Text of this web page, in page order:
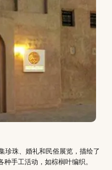
珍珠、婚礼和民俗展览，描绘了
手工活动，如棕榈叶编织。